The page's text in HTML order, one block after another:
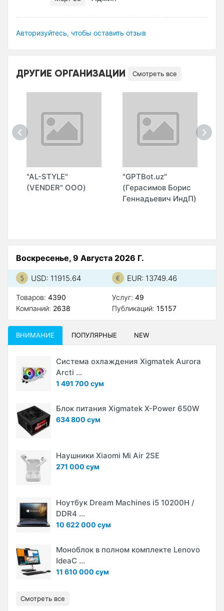
Авторизуйтесь, чтобы оставить отзыв
ДРУГИЕ ОРГАНИЗАЦИИ Смотреть все
"AL-STYLE"
(VENDER" ООО)
"GPTBot.uz"
(Герасимов Борис
Геннадьевич ИндП)
Воскресенье, 9 Августа 2026 Г.
USD: 11915.64 EUR: 13749.46
Товаров: 4390
Компаний: 2638
Услуг: 49
Публикаций: 15157
ВНИМАНИЕ ПОПУЛЯРНЫЕ NEW
Система охлаждения Xigmatek Aurora
Arcti ...
1 491 700 сум
Блок питания Xigmatek X-Power 650W
634 800 сум
Наушники Xiaomi Mi Air 2SE
271 000 сум
Ноутбук Dream Machines i5 10200H /
DDR4 ...
10 622 000 сум
Моноблок в полном комплекте Lenovo
IdeaC ...
11 610 000 сум
Смотреть все